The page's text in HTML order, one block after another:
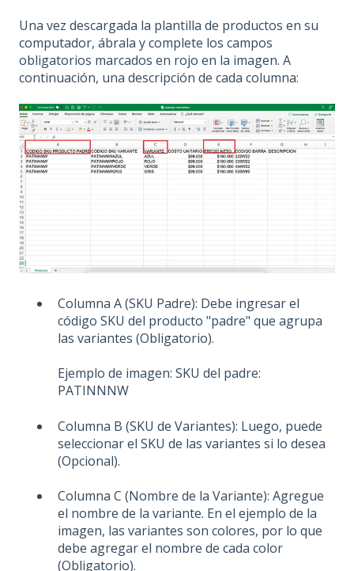
Una vez descargada la plantilla de productos en su
computador, ábrala y complete los campos
obligatorios marcados en rojo en la imagen. A
continuación, una descripción de cada columna:
Columna A (SKU Padre): Debe ingresar el
código SKU del producto "padre" que agrupa
las variantes (Obligatorio).
Ejemplo de imagen: SKU del padre:
PATINNNW
Columna B (SKU de Variantes): Luego, puede
seleccionar el SKU de las variantes si lo desea
(Opcional).
Columna C (Nombre de la Variante): Agregue
el nombre de la variante. En el ejemplo de la
imagen, las variantes son colores, por lo que
debe agregar el nombre de cada color
(Obligatorio).